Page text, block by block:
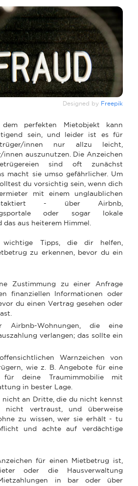
Designed by Freepik
perfekten Mietobjekt kann
sein, und leider ist es für
innen nur allzu leicht,
innen auszunutzen. Die Anzeichen
sind oft zunächst
macht sie umso gefährlicher. Um
du vorsichtig sein, wenn dich
mit einem unglaublichen
- über Airbnb,
oder sogar lokale
aus heiterem Himmel.
Tipps, die dir helfen,
zu erkennen, bevor du ein
Zustimmung zu einer Anfrage
finanziellen Informationen oder
du einen Vertrag gesehen oder
Wohnungen, die eine
verlangen; das sollte ein
Warnzeichen von
wie z. B. Angebote für eine
für deine Traumimmobilie mit
in bester Lage.
nicht an Dritte, die du nicht kennst
vertraust, und überweise
zu wissen, wer sie erhält - tu
und achte auf verdächtige
für einen Mietbetrug ist,
oder die Hausverwaltung
in bar oder über